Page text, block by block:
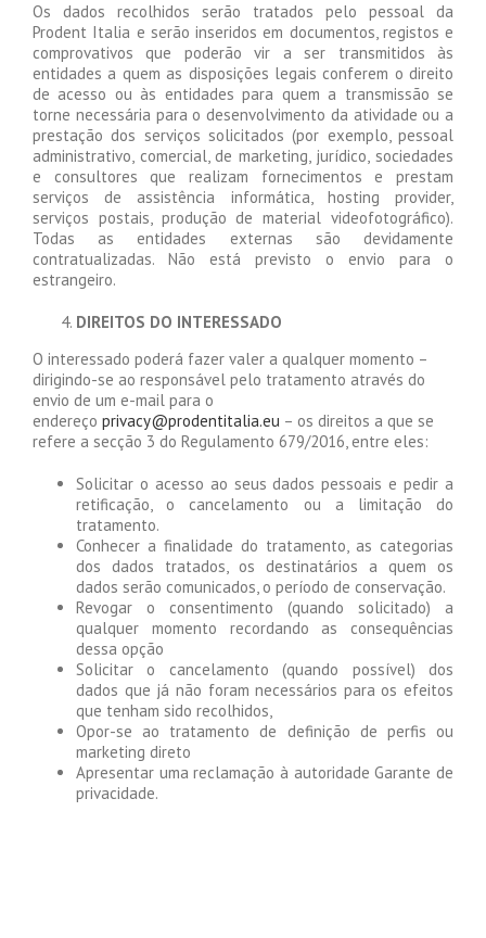
Os dados recolhidos serão tratados pelo pessoal da
Prodent Italia e serão inseridos em documentos, registos e
comprovativos que poderão vir a ser transmitidos às
entidades a quem as disposições legais conferem o direito
de acesso ou às entidades para quem a transmissão se
torne necessária para o desenvolvimento da atividade ou a
prestação dos serviços solicitados (por exemplo, pessoal
administrativo, comercial, de marketing, jurídico, sociedades
e consultores que realizam fornecimentos e prestam
serviços de assistência informática, hosting provider,
serviços postais, produção de material videofotográfico).
Todas as entidades externas são devidamente
contratualizadas. Não está previsto o envio para o
estrangeiro.
DIREITOS DO INTERESSADO
O interessado poderá fazer valer a qualquer momento –
dirigindo-se ao responsável pelo tratamento através do
envio de um e-mail para o
endereço privacy@prodentitalia.eu – os direitos a que se
refere a secção 3 do Regulamento 679/2016, entre eles:
Solicitar o acesso ao seus dados pessoais e pedir a
retificação, o cancelamento ou a limitação do
tratamento.
Conhecer a finalidade do tratamento, as categorias
dos dados tratados, os destinatários a quem os
dados serão comunicados, o período de conservação.
Revogar o consentimento (quando solicitado) a
qualquer momento recordando as consequências
dessa opção
Solicitar o cancelamento (quando possível) dos
dados que já não foram necessários para os efeitos
que tenham sido recolhidos,
Opor-se ao tratamento de definição de perfis ou
marketing direto
Apresentar uma reclamação à autoridade Garante de
privacidade.